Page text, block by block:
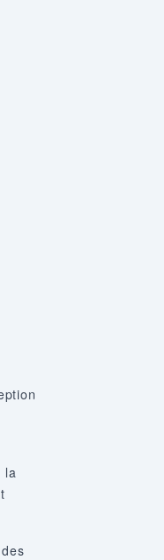
la